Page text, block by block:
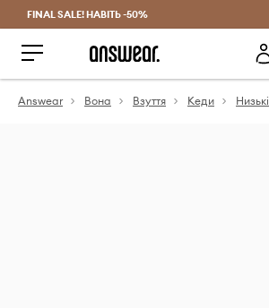
Заощаджуй з Answear Club
FINAL SALE! НАВІТЬ -50%
Answear Вона Взуття Кеди Низькі